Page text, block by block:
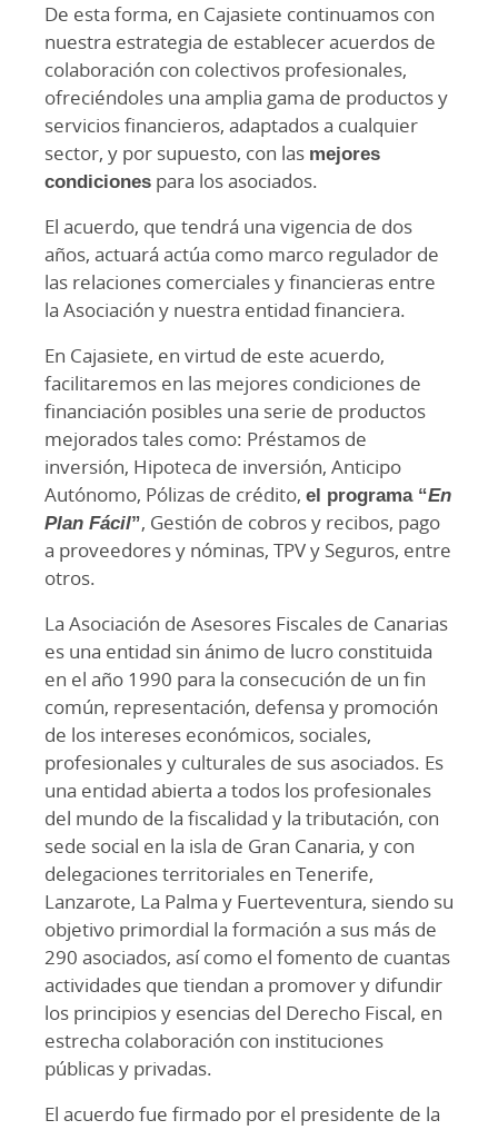
De esta forma, en Cajasiete continuamos con
nuestra estrategia de establecer acuerdos de
colaboración con colectivos profesionales,
ofreciéndoles una amplia gama de productos y
servicios financieros, adaptados a cualquier
sector, y por supuesto, con las mejores
condiciones para los asociados.
El acuerdo, que tendrá una vigencia de dos
años, actuará actúa como marco regulador de
las relaciones comerciales y financieras entre
la Asociación y nuestra entidad financiera.
En Cajasiete, en virtud de este acuerdo,
facilitaremos en las mejores condiciones de
financiación posibles una serie de productos
mejorados tales como: Préstamos de
inversión, Hipoteca de inversión, Anticipo
Autónomo, Pólizas de crédito, el programa “En
Plan Fácil”, Gestión de cobros y recibos, pago
a proveedores y nóminas, TPV y Seguros, entre
otros.
La Asociación de Asesores Fiscales de Canarias
es una entidad sin ánimo de lucro constituida
en el año 1990 para la consecución de un fin
común, representación, defensa y promoción
de los intereses económicos, sociales,
profesionales y culturales de sus asociados. Es
una entidad abierta a todos los profesionales
del mundo de la fiscalidad y la tributación, con
sede social en la isla de Gran Canaria, y con
delegaciones territoriales en Tenerife,
Lanzarote, La Palma y Fuerteventura, siendo su
objetivo primordial la formación a sus más de
290 asociados, así como el fomento de cuantas
actividades que tiendan a promover y difundir
los principios y esencias del Derecho Fiscal, en
estrecha colaboración con instituciones
públicas y privadas.
El acuerdo fue firmado por el presidente de la